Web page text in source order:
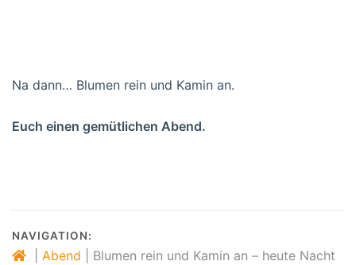
Na dann… Blumen rein und Kamin an.
Euch einen gemütlichen Abend.
NAVIGATION:
Abend
Blumen rein und Kamin an – heute Nacht